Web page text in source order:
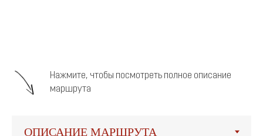
Нажмите, чтобы посмотреть полное описание
маршрута